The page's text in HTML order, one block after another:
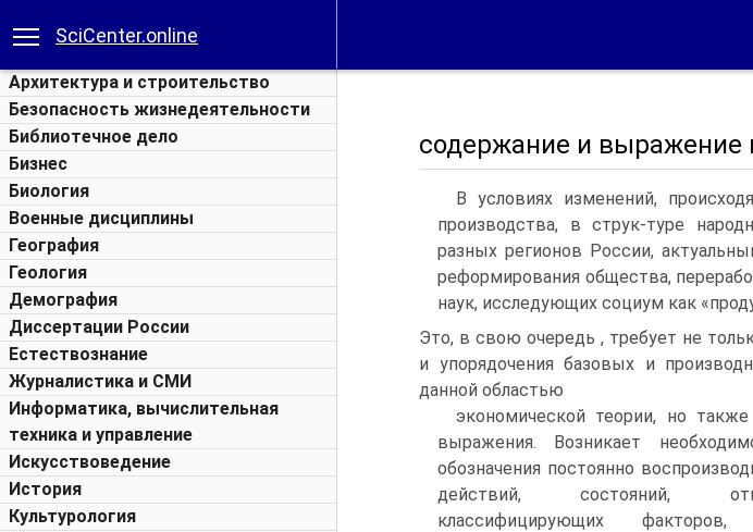
SciCenter.online
Архитектура и строительство
Безопасность жизнедеятельности
Библиотечное дело
Бизнес
Биология
Военные дисциплины
География
Геология
Демография
Диссертации России
Естествознание
Журналистика и СМИ
Информатика, вычислительная
техника и управление
Искусствоведение
История
Культурология
содержание и выражение
В условиях изменений,
производства, в струк-туре
разных регионов России,
реформирования общества,
наук, исследующих социум как
Это, в свою очередь , требует не
и упорядочения базовых и
данной областью
экономической теории, но
выражения. Возникает
обозначения постоянно
действий, состояний,
классифицирующих